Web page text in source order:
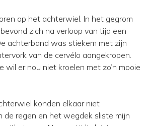
op het achterwiel. In het gegrom
zich na verloop van tijd een
achterband was stiekem met zijn
van de cervélo aangekropen.
wil er nou niet kroelen met zo’n mooie
konden elkaar niet
de regen en het wegdek sliste mijn